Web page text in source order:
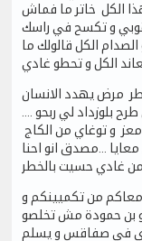
الكل خاتر ما فماش
و تكسح في راسك
الكل قالولك ما
مرض يهدد الانسان
و توغاي من الكاج
…مصدق انو احنا
معاكم من تكميينكم و
بن حمودة مش تخلصو
في صفاقس و يسلم